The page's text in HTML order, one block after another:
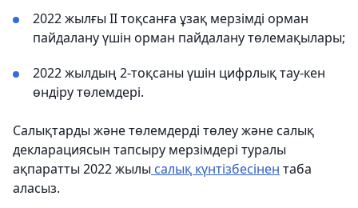
2022 жылғы II тоқсанға ұзақ мерзімді орман
пайдалану үшін орман пайдалану төлемақылары;
2022 жылдың 2-тоқсаны үшін цифрлық тау-кен
өндіру төлемдері.
Салықтарды және төлемдерді төлеу және салық
декларациясын тапсыру мерзімдері туралы
ақпаратты 2022 жылы салық күнтізбесінен таба
аласыз.